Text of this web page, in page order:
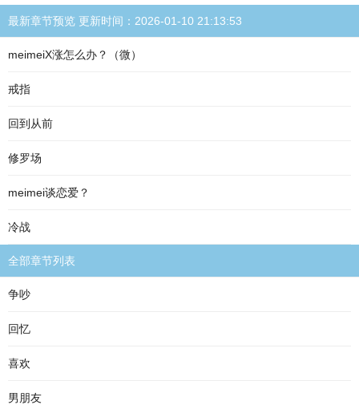
最新章节预览 更新时间：2026-01-10 21:13:53
meimeiX涨怎么办？（微）
戒指
回到从前
修罗场
meimei谈恋爱？
冷战
全部章节列表
争吵
回忆
喜欢
男朋友